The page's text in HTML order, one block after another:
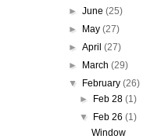
► June (25)
►
May (27)
► April (27)
►
March (29)
▼
February (26)
►
Feb 28(1)
▼
Feb 26(1)
Window